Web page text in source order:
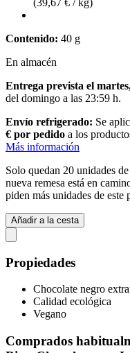
Contenido: 40 g
En almacén
Entrega prevista el
del domingo a las 23:59 h.
Envío refrigerado: Se
€ por pedido a los
Más información
Solo quedan 20 unidades
nueva remesa está en
piden más unidades de este
Añadir a la cesta
Propiedades
Chocolate negro
Calidad ecológica
Vegano
Comprados